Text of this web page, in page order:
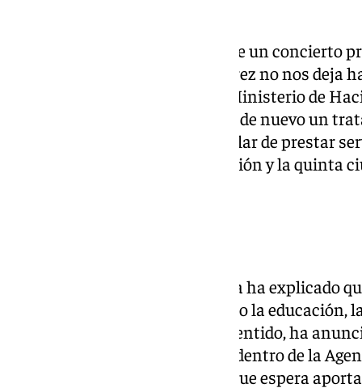
«Pedro Sánchez perdona y ofrece un
a Ayuntamientos como el de Jerez no nos deja
culpa de una intervención del Ministerio de
subidas de impuestos. Pedimos de nuevo un
situación absolutamente singular de prestar
municipio de España en extensión y la quinta
En cuanto al futuro, la alcaldesa ha explicado
«muy definida», con pilares como la
el turismo o la cultura. En ese sentido, ha
el plan de acción local incluido dentro de la
detallada hoja de ruta» para la que espera